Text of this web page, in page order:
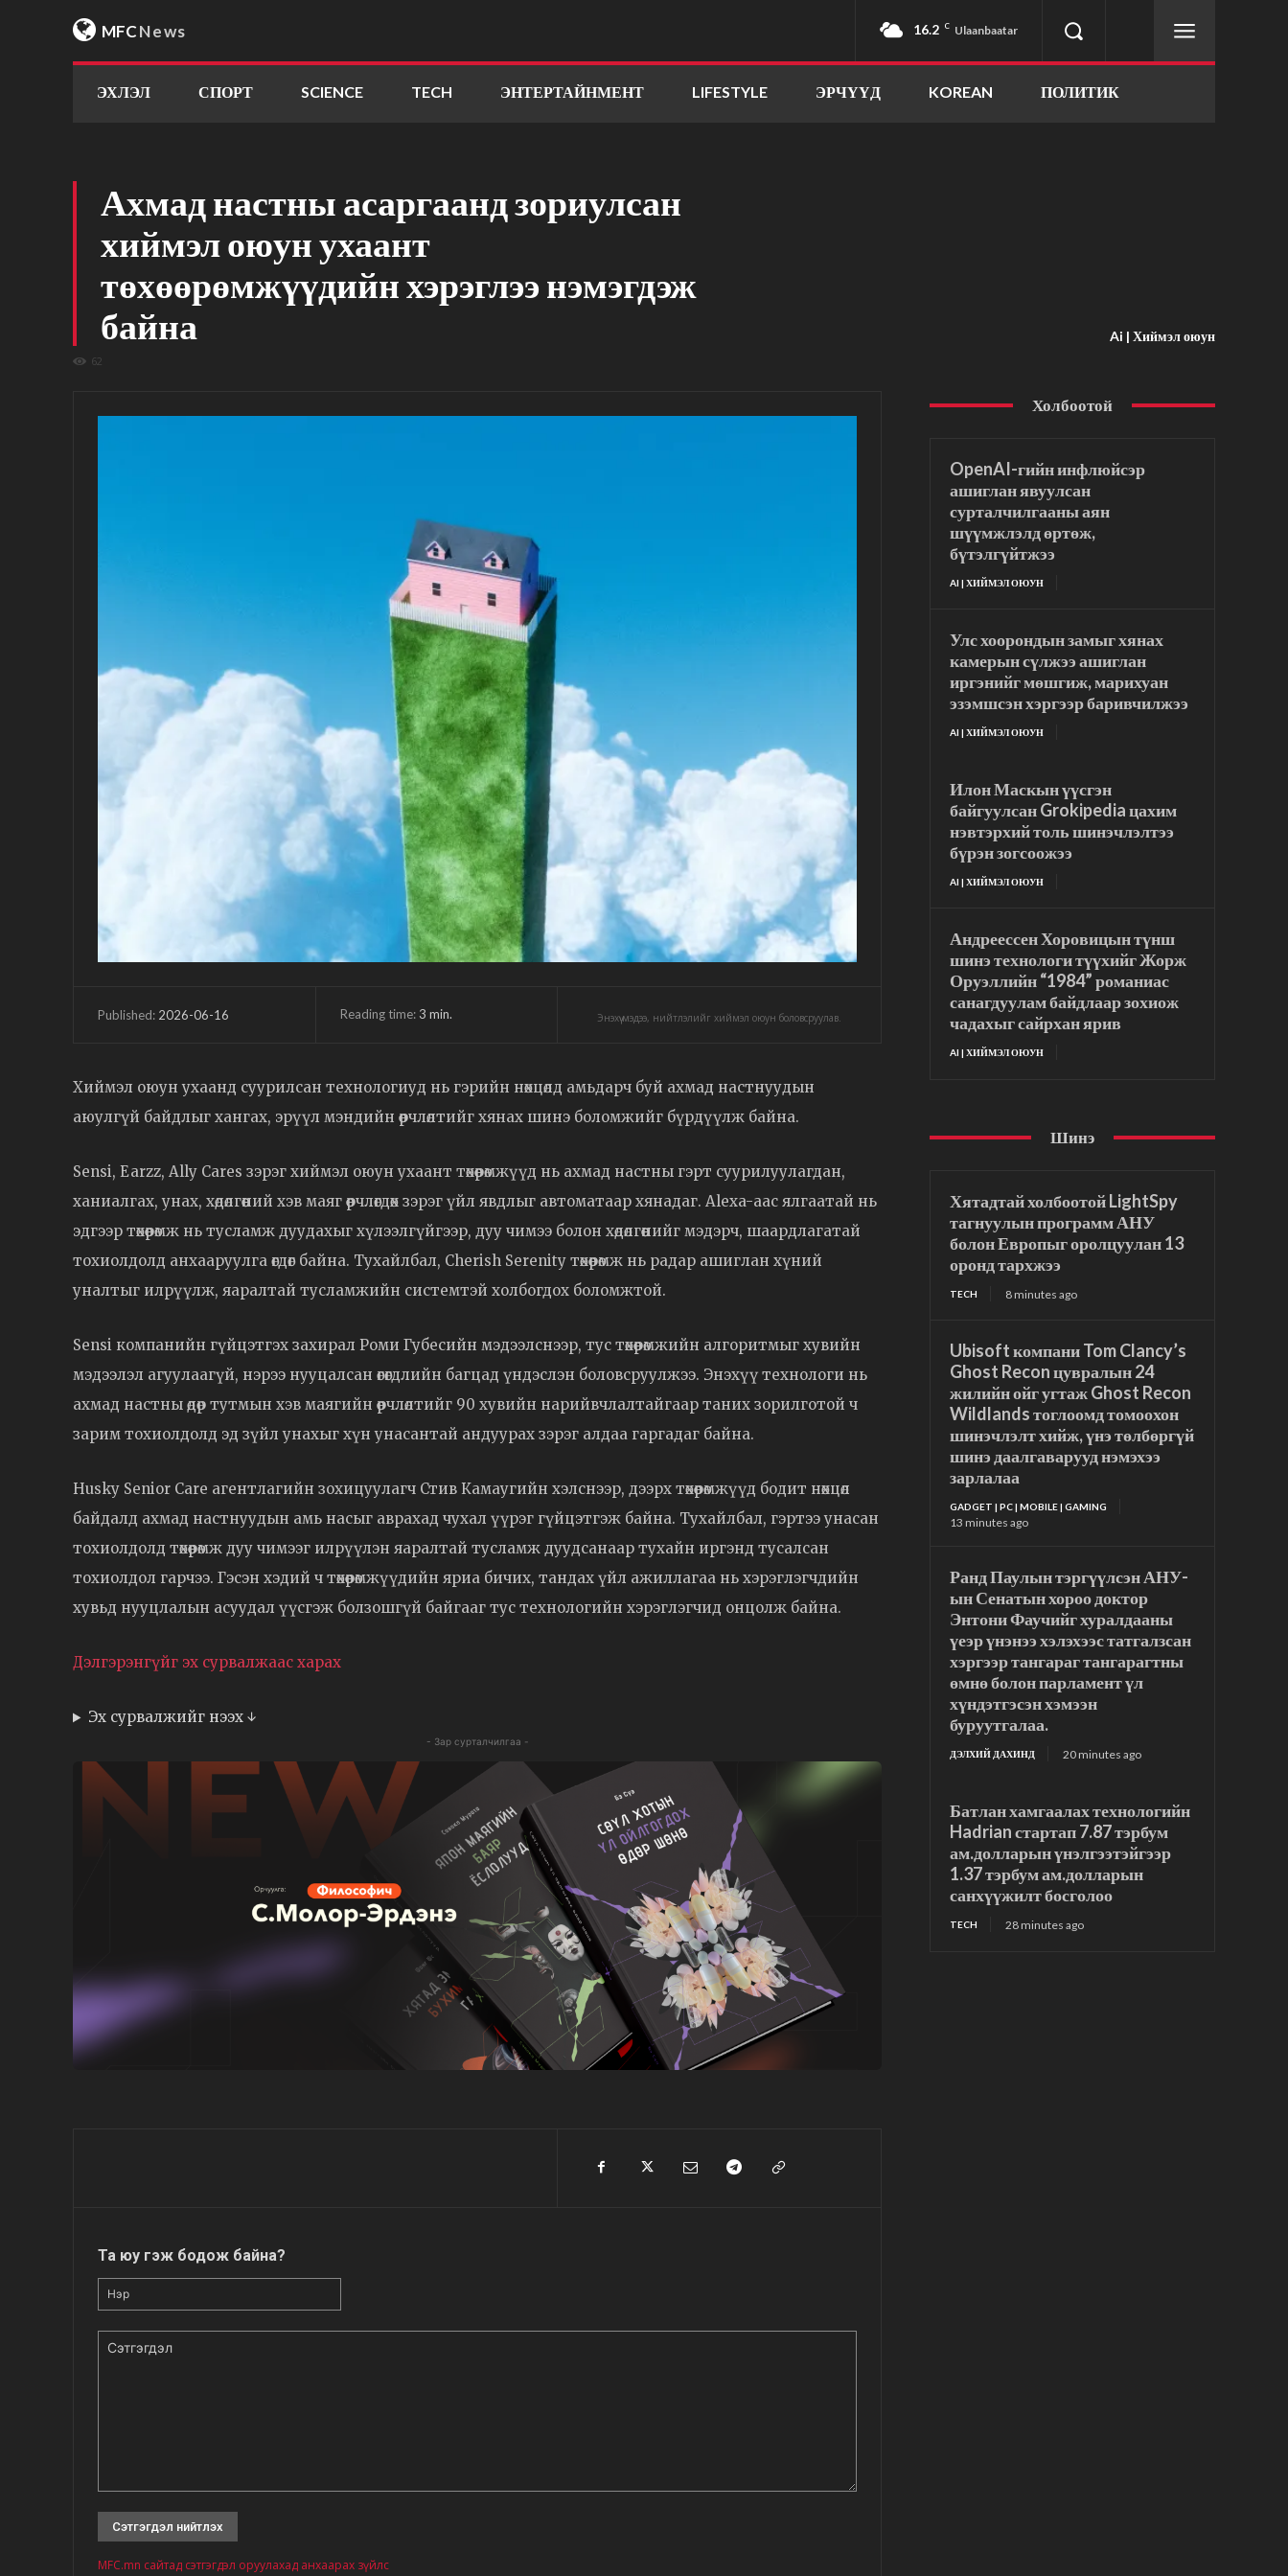
MFCNews 16.2 C Ulaanbaatar
ЭХЛЭЛ СПОРТ SCIENCE TECH ЭНТЕРТАЙНМЕНТ LIFESTYLE ЭРЧҮҮД KOREAN ПОЛИТИК
Ахмад настны асаргаанд зориулсан
хиймэл оюун ухаант
төхөөрөмжүүдийн хэрэглээ нэмэгдэж
байна
62
Ai | Хиймэл оюун
Published: 2026-06-16 Reading time: 3 min. Энэхүү мэдээ, нийтлэлийг хиймэл оюун боловсруулав.
Хиймэл оюун ухаанд суурилсан технологиуд нь гэрийн нөхцөлд амьдарч буй ахмад настнуудын
аюулгүй байдлыг хангах, эрүүл мэндийн өөрчлөлтийг хянах шинэ боломжийг бүрдүүлж байна.
Sensi, Earzz, Ally Cares зэрэг хиймэл оюун ухаант төхөөрөмжүүд нь ахмад настны гэрт суурилуулагдан,
ханиалгах, унах, хөдөлгөөний хэв маяг өөрчлөгдөх зэрэг үйл явдлыг автоматаар хянадаг. Alexa-аас ялгаатай нь
эдгээр төхөөрөмж нь тусламж дуудахыг хүлээлгүйгээр, дуу чимээ болон хөдөлгөөнийг мэдэрч, шаардлагатай
тохиолдолд анхааруулга өгдөг байна. Тухайлбал, Cherish Serenity төхөөрөмж нь радар ашиглан хүний
уналтыг илрүүлж, яаралтай тусламжийн системтэй холбогдох боломжтой.
Sensi компанийн гүйцэтгэх захирал Роми Губесийн мэдээлснээр, тус төхөөрөмжийн алгоритмыг хувийн
мэдээлэл агуулаагүй, нэрээ нууцалсан өгөгдлийн багцад үндэслэн боловсруулжээ. Энэхүү технологи нь
ахмад настны өдөр тутмын хэв маягийн өөрчлөлтийг 90 хувийн нарийвчлалтайгаар таних зорилготой ч
зарим тохиолдолд эд зүйл унахыг хүн унасантай андуурах зэрэг алдаа гаргадаг байна.
Husky Senior Care агентлагийн зохицуулагч Стив Камаугийн хэлснээр, дээрх төхөөрөмжүүд бодит нөхцөл
байдалд ахмад настнуудын амь насыг аврахад чухал үүрэг гүйцэтгэж байна. Тухайлбал, гэртээ унасан
тохиолдолд төхөөрөмж дуу чимээг илрүүлэн яаралтай тусламж дуудсанаар тухайн иргэнд тусалсан
тохиолдол гарчээ. Гэсэн хэдий ч төхөөрөмжүүдийн яриа бичих, тандах үйл ажиллагаа нь хэрэглэгчдийн
хувьд нууцлалын асуудал үүсгэж болзошгүй байгааг тус технологийн хэрэглэгчид онцолж байна.
Дэлгэрэнгүйг эх сурвалжаас харах
Эх сурвалжийг нээх ↓
- Зар сурталчилгаа -
Та юу гэж бодож байна?
MFC.mn сайтад сэтгэгдэл оруулахад анхаарах зүйлс
Холбоотой
OpenAI-гийн инфлюйсэр
ашиглан явуулсан
сурталчилгааны аян
шүүмжлэлд өртөж,
бүтэлгүйтжээ
AI | ХИЙМЭЛ ОЮУН
Улс хоорондын замыг хянах
камерын сүлжээ ашиглан
иргэнийг мөшгиж, марихуан
эзэмшсэн хэргээр баривчилжээ
AI | ХИЙМЭЛ ОЮУН
Илон Маскын үүсгэн
байгуулсан Grokipedia цахим
нэвтэрхий толь шинэчлэлтээ
бүрэн зогсоожээ
AI | ХИЙМЭЛ ОЮУН
Андреессен Хоровицын түнш
шинэ технологи түүхийг Жорж
Оруэллийн “1984” романиас
санагдуулам байдлаар зохиож
чадахыг сайрхан ярив
AI | ХИЙМЭЛ ОЮУН
Шинэ
Хятадтай холбоотой LightSpy
тагнуулын программ АНУ
болон Европыг оролцуулан 13
оронд тархжээ
TECH 8 minutes ago
Ubisoft компани Tom Clancy’s
Ghost Recon цувралын 24
жилийн ойг угтаж Ghost Recon
Wildlands тоглоомд томоохон
шинэчлэлт хийж, үнэ төлбөргүй
шинэ даалгаварууд нэмэхээ
зарлалаа
GADGET | PC | MOBILE | GAMING
13 minutes ago
Ранд Паулын тэргүүлсэн АНУ-
ын Сенатын хороо доктор
Энтони Фаучийг хуралдааны
үеэр үнэнээ хэлэхээс татгалзсан
хэргээр тангараг тангарагтны
өмнө болон парламент үл
хүндэтгэсэн хэмээн
буруутгалаа.
ДЭЛХИЙ ДАХИНД 20 minutes ago
Батлан хамгаалах технологийн
Hadrian стартап 7.87 тэрбум
ам.долларын үнэлгээтэйгээр
1.37 тэрбум ам.долларын
санхүүжилт босголоо
TECH 28 minutes ago